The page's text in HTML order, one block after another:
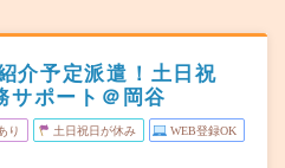
介予定派遣！土日祝
サポート＠岡谷
り 土日祝日が休み WEB登録OK